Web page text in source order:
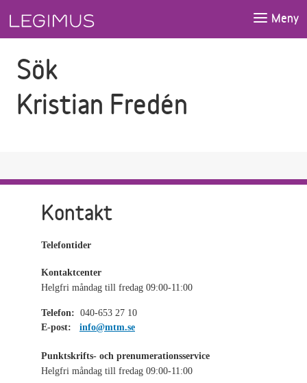
Meny
Sök
Kristian Fredén
Kontakt
Telefontider
Kontaktcenter
Helgfri måndag till fredag 09:00-11:00
Telefon: 040-653 27 10
E-post:
info@mtm.se
Punktskrifts- och prenumerationsservice
Helgfri måndag till fredag 09:00-11:00